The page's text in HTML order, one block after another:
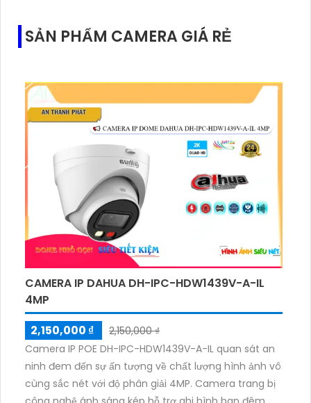
SẢN PHẨM CAMERA GIÁ RẺ
CAMERA IP DAHUA DH-IPC-HDW1439V-A-IL
4MP
2,150,000 ₫
2,150,000 ₫
Camera IP POE DH-IPC-HDW1439V-A-IL quan sát an
ninh đem đến sự ấn tượng về chất lượng hình ảnh vô
cùng sắc nét với độ phân giải 4MP. Camera trang bị